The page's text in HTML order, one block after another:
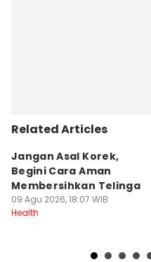
Related Articles
Jangan Asal Korek,
Begini Cara Aman
Membersihkan Telinga
09 Agu 2026, 18:07 WIB
Health